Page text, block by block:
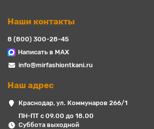
Наши контакты
8 (800) 300-28-45
Написать в MAX
info@mirfashiontkani.ru
Наш адрес
Краснодар, ул. Коммунаров 266/1
ПН-ПТ с 09.00 до 18.00
Суббота выходной